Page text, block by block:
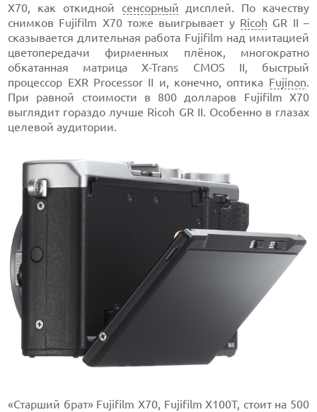
X70, как откидной сенсорный дисплей. По качеству
снимков Fujifilm X70 тоже выигрывает у Ricoh GR II –
сказывается длительная работа Fujifilm над имитацией
цветопередачи фирменных плёнок, многократно
обкатанная матрица X-Trans CMOS II, быстрый
процессор EXR Processor II и, конечно, оптика Fujinon.
При равной стоимости в 800 долларов Fujifilm X70
выглядит гораздо лучше Ricoh GR II. Особенно в глазах
целевой аудитории.
«Старший брат» Fujifilm X70, Fujifilm X100T, стоит на 500